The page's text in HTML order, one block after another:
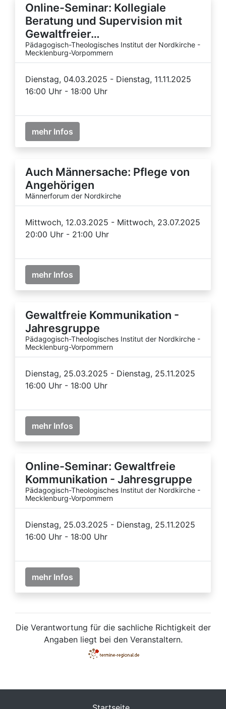
Online-Seminar: Kollegiale
Beratung und Supervision mit
Gewaltfreier…
Pädagogisch-Theologisches Institut der Nordkirche -
Mecklenburg-Vorpommern
Dienstag, 04.03.2025 - Dienstag, 11.11.2025
16:00 Uhr - 18:00 Uhr
mehr Infos
Auch Männersache: Pflege von
Angehörigen
Männerforum der Nordkirche
Mittwoch, 12.03.2025 - Mittwoch, 23.07.2025
20:00 Uhr - 21:00 Uhr
mehr Infos
Gewaltfreie Kommunikation -
Jahresgruppe
Pädagogisch-Theologisches Institut der Nordkirche -
Mecklenburg-Vorpommern
Dienstag, 25.03.2025 - Dienstag, 25.11.2025
16:00 Uhr - 18:00 Uhr
mehr Infos
Online-Seminar: Gewaltfreie
Kommunikation - Jahresgruppe
Pädagogisch-Theologisches Institut der Nordkirche -
Mecklenburg-Vorpommern
Dienstag, 25.03.2025 - Dienstag, 25.11.2025
16:00 Uhr - 18:00 Uhr
mehr Infos
Die Verantwortung für die sachliche Richtigkeit der
Angaben liegt bei den Veranstaltern.